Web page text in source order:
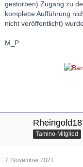
gestorben) Zugang zu
komplette Aufführung
nicht veröffentlicht)
M_P
Tamino-Mitglied
7. November 2021